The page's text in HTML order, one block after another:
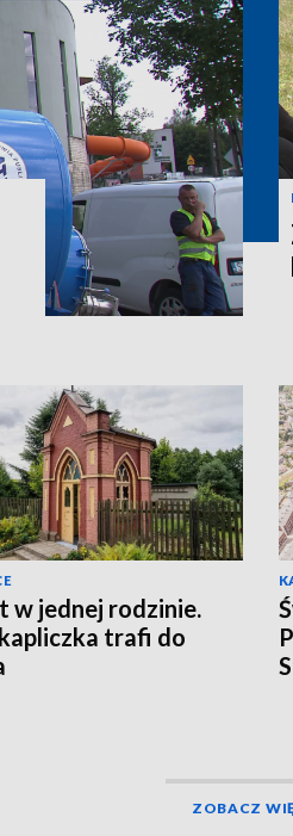
w jednej rodzinie.
trafi do
ZOBACZ